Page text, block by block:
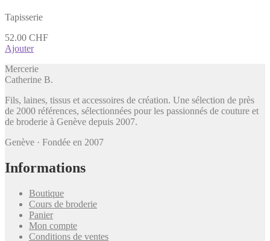
Tapisserie
52.00 CHF
Ajouter
Mercerie
Catherine B.
Fils, laines, tissus et accessoires de création. Une sélection de près
de 2000 références, sélectionnées pour les passionnés de couture et
de broderie à Genève depuis 2007.
Genève · Fondée en 2007
Informations
Boutique
Cours de broderie
Panier
Mon compte
Conditions de ventes